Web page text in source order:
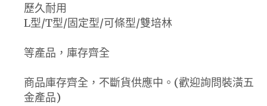
歷久耐用
L型/T型/固定型/可條型/雙培林
等產品，庫存齊全
商品庫存齊全，不斷貨供應中。(歡迎詢問裝潢五
金產品)